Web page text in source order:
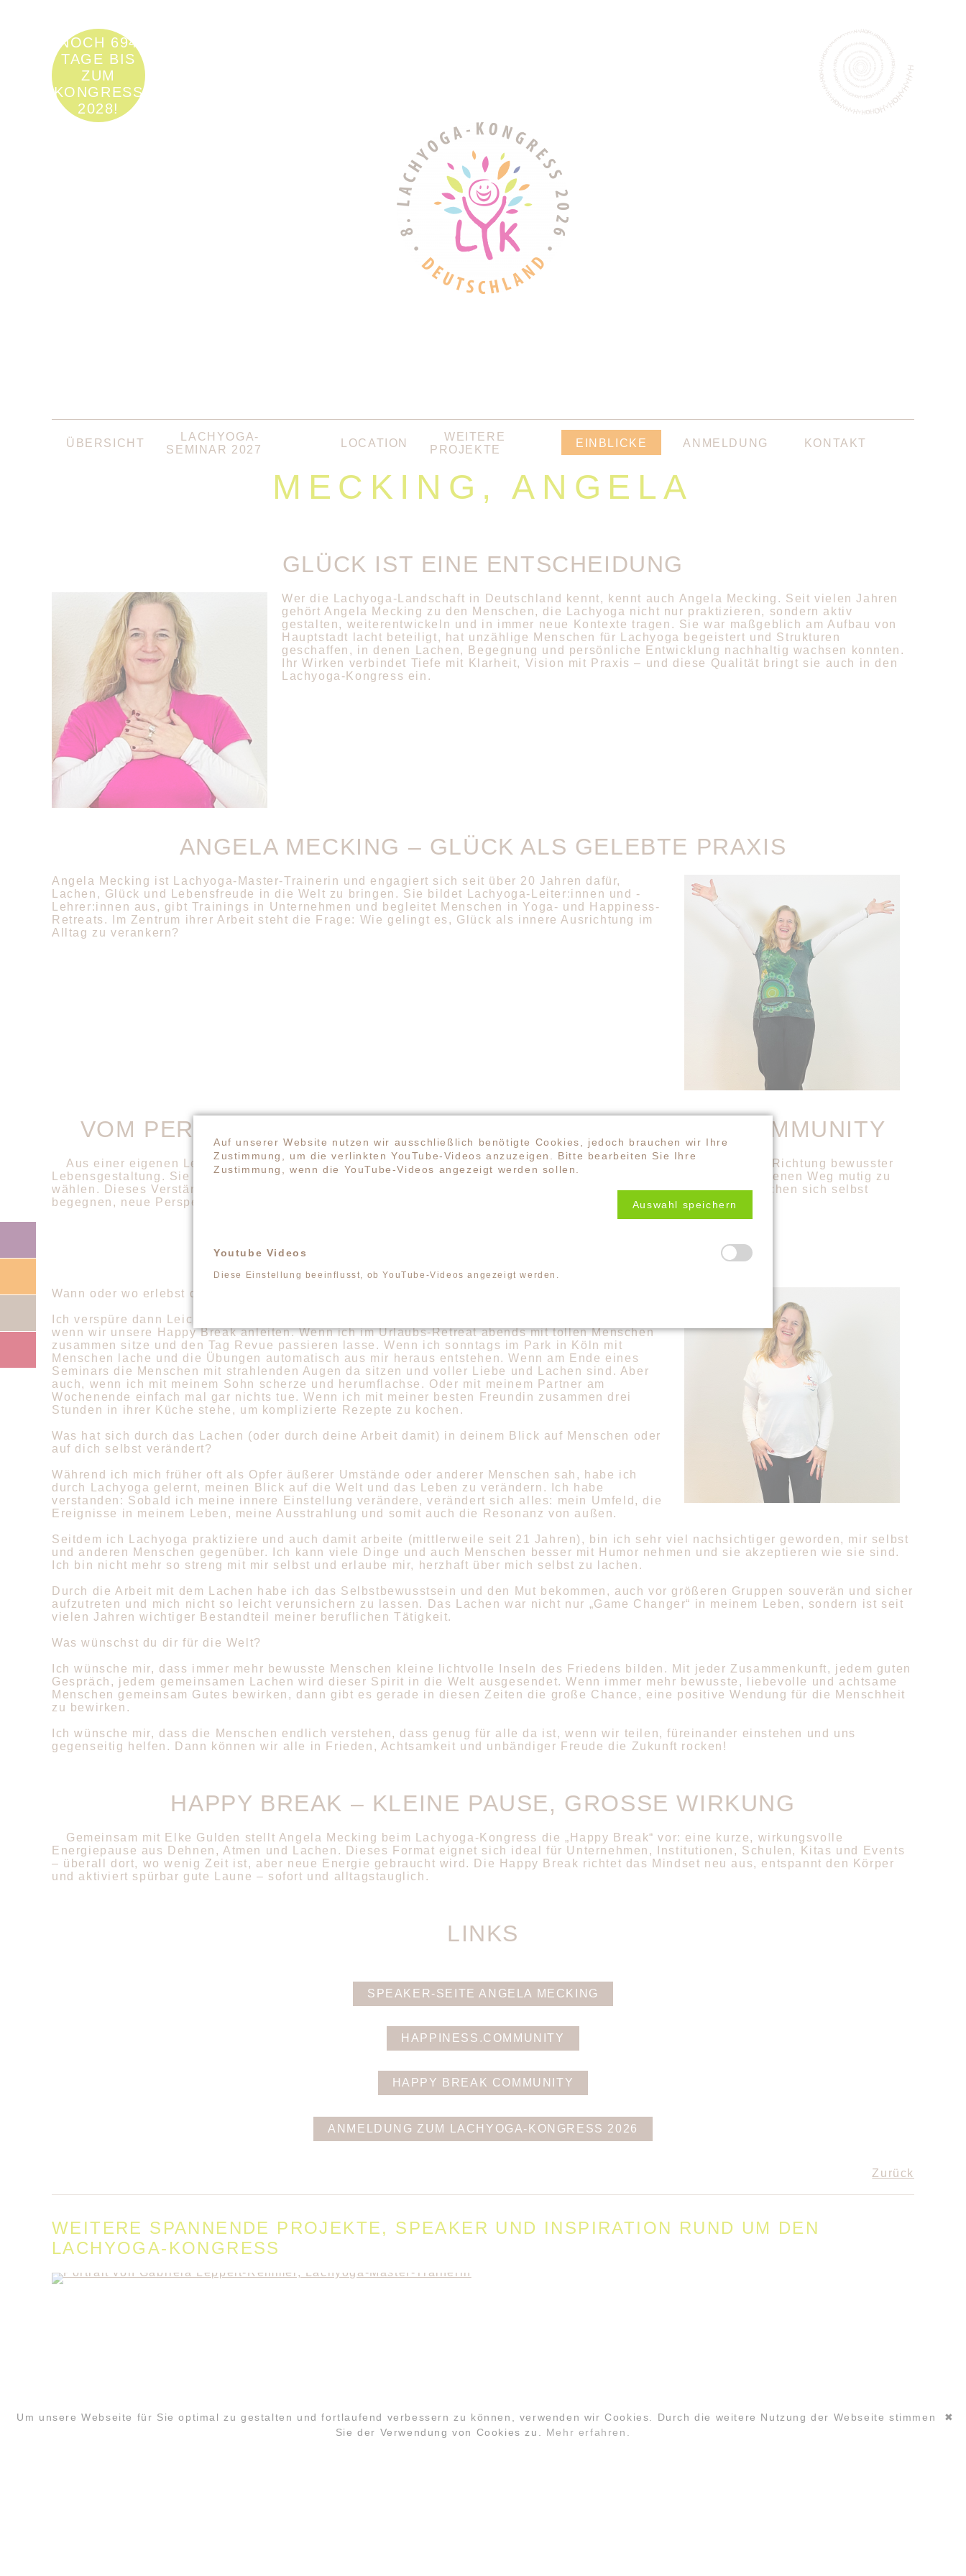
NOCH 694
TAGE BIS
ZUM
KONGRESS
2028!
NAVIGATION
ÜBERSPRINGEN
ÜBERSICHT
LACHYOGA-
SEMINAR 2027
LOCATION
WEITERE
PROJEKTE
EINBLICKE ANMELDUNG KONTAKT
MECKING, ANGELA
GLÜCK IST EINE ENTSCHEIDUNG
Wer die Lachyoga-Landschaft in Deutschland kennt, kennt auch Angela Mecking. Seit vielen Jahren
gehört Angela Mecking zu den Menschen, die Lachyoga nicht nur praktizieren, sondern aktiv
gestalten, weiterentwickeln und in immer neue Kontexte tragen. Sie war maßgeblich am Aufbau von
Hauptstadt lacht beteiligt, hat unzählige Menschen für Lachyoga begeistert und Strukturen
geschaffen, in denen Lachen, Begegnung und persönliche Entwicklung nachhaltig wachsen konnten.
Ihr Wirken verbindet Tiefe mit Klarheit, Vision mit Praxis – und diese Qualität bringt sie auch in den
Lachyoga-Kongress ein.
ANGELA MECKING – GLÜCK ALS GELEBTE PRAXIS
Angela Mecking ist Lachyoga-Master-Trainerin und engagiert sich seit über 20 Jahren dafür,
Lachen, Glück und Lebensfreude in die Welt zu bringen. Sie bildet Lachyoga-Leiter:innen und -
Lehrer:innen aus, gibt Trainings in Unternehmen und begleitet Menschen in Yoga- und Happiness-
Retreats. Im Zentrum ihrer Arbeit steht die Frage: Wie gelingt es, Glück als innere Ausrichtung im
Alltag zu verankern?
VOM PERSÖNLICHEN WENDEPUNKT ZUR HAPPINESS COMMUNITY
Aus einer eigenen Lebensphase des Innehaltens und Neuentscheidens heraus begann Angelas intensiver Weg in Richtung bewusster
Lebensgestaltung. Sie erkannte, dass es nicht darum geht, äußeren Erwartungen hinterherzulaufen, sondern den eigenen Weg mutig zu
wählen. Dieses Verständnis prägt auch ihre Arbeit in der
: Räume zu schaffen, in denen Menschen sich selbst
begegnen, neue Perspektiven entdecken und lernen, Glück als Haltung zu begreifen.
Wann oder wo erlebst du in deinem Alltag im Moment am meisten Leichtigkeit?
Ich verspüre dann Leichtigkeit, wenn mich das, was ich gerade tue, absolut erfüllt. Zum Beispiel,
wenn wir unsere Happy Break anleiten. Wenn ich im Urlaubs-Retreat abends mit tollen Menschen
zusammen sitze und den Tag Revue passieren lasse. Wenn ich sonntags im Park in Köln mit
Menschen lache und die Übungen automatisch aus mir heraus entstehen. Wenn am Ende eines
Seminars die Menschen mit strahlenden Augen da sitzen und voller Liebe und Lachen sind. Aber
auch, wenn ich mit meinem Sohn scherze und herumflachse. Oder mit meinem Partner am
Wochenende einfach mal gar nichts tue. Wenn ich mit meiner besten Freundin zusammen drei
Stunden in ihrer Küche stehe, um komplizierte Rezepte zu kochen.
Was hat sich durch das Lachen (oder durch deine Arbeit damit) in deinem Blick auf Menschen oder
auf dich selbst verändert?
Während ich mich früher oft als Opfer äußerer Umstände oder anderer Menschen sah, habe ich
durch Lachyoga gelernt, meinen Blick auf die Welt und das Leben zu verändern. Ich habe
verstanden: Sobald ich meine innere Einstellung verändere, verändert sich alles: mein Umfeld, die
Ereignisse in meinem Leben, meine Ausstrahlung und somit auch die Resonanz von außen.
Seitdem ich Lachyoga praktiziere und auch damit arbeite (mittlerweile seit 21 Jahren), bin ich sehr viel nachsichtiger geworden, mir selbst
und anderen Menschen gegenüber. Ich kann viele Dinge und auch Menschen besser mit Humor nehmen und sie akzeptieren wie sie sind.
Ich bin nicht mehr so streng mit mir selbst und erlaube mir, herzhaft über mich selbst zu lachen.
Durch die Arbeit mit dem Lachen habe ich das Selbstbewusstsein und den Mut bekommen, auch vor größeren Gruppen souverän und sicher
aufzutreten und mich nicht so leicht verunsichern zu lassen. Das Lachen war nicht nur „Game Changer“ in meinem Leben, sondern ist seit
vielen Jahren wichtiger Bestandteil meiner beruflichen Tätigkeit.
Was wünschst du dir für die Welt?
Ich wünsche mir, dass immer mehr bewusste Menschen kleine lichtvolle Inseln des Friedens bilden. Mit jeder Zusammenkunft, jedem guten
Gespräch, jedem gemeinsamen Lachen wird dieser Spirit in die Welt ausgesendet. Wenn immer mehr bewusste, liebevolle und achtsame
Menschen gemeinsam Gutes bewirken, dann gibt es gerade in diesen Zeiten die große Chance, eine positive Wendung für die Menschheit
zu bewirken.
Ich wünsche mir, dass die Menschen endlich verstehen, dass genug für alle da ist, wenn wir teilen, füreinander einstehen und uns
gegenseitig helfen. Dann können wir alle in Frieden, Achtsamkeit und unbändiger Freude die Zukunft rocken!
HAPPY BREAK – KLEINE PAUSE, GROSSE WIRKUNG
Gemeinsam mit Elke Gulden stellt Angela Mecking beim Lachyoga-Kongress die „Happy Break“ vor: eine kurze, wirkungsvolle
Energiepause aus Dehnen, Atmen und Lachen. Dieses Format eignet sich ideal für Unternehmen, Institutionen, Schulen, Kitas und Events
– überall dort, wo wenig Zeit ist, aber neue Energie gebraucht wird. Die Happy Break richtet das Mindset neu aus, entspannt den Körper
und aktiviert spürbar gute Laune – sofort und alltagstauglich.
LINKS
SPEAKER-SEITE ANGELA MECKING
HAPPINESS.COMMUNITY
HAPPY BREAK COMMUNITY
ANMELDUNG ZUM LACHYOGA-KONGRESS 2026
Zurück
WEITERE SPANNENDE PROJEKTE, SPEAKER UND INSPIRATION RUND UM DEN
LACHYOGA-KONGRESS
Auf unserer Website nutzen wir ausschließlich benötigte Cookies, jedoch brauchen wir Ihre
Zustimmung, um die verlinkten YouTube-Videos anzuzeigen. Bitte bearbeiten Sie Ihre
Zustimmung, wenn die YouTube-Videos angezeigt werden sollen.
Auswahl speichern
Youtube Videos
Diese Einstellung beeinflusst, ob YouTube-Videos angezeigt werden.
✖
Um unsere Webseite für Sie optimal zu gestalten und fortlaufend verbessern zu können, verwenden wir Cookies. Durch die weitere Nutzung der Webseite stimmen
Sie der Verwendung von Cookies zu. Mehr erfahren.